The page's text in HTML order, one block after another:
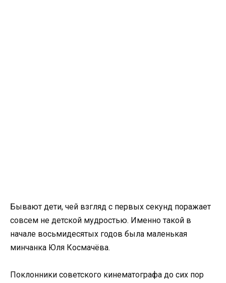
Бывают дети, чей взгляд с первых секунд поражает
совсем не детской мудростью. Именно такой в
начале восьмидесятых годов была маленькая
минчанка Юля Космачёва.
Поклонники советского кинематографа до сих пор